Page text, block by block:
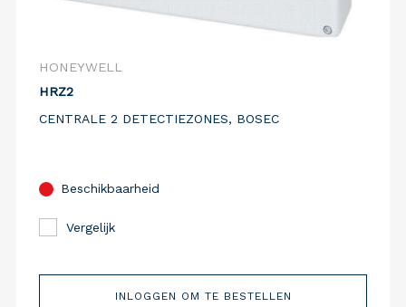
HONEYWELL
HRZ2
CENTRALE 2 DETECTIEZONES, BOSEC
Beschikbaarheid
Vergelijk
INLOGGEN OM TE BESTELLEN